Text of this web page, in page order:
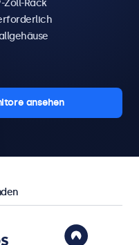
Zoll-Rack
ansehen